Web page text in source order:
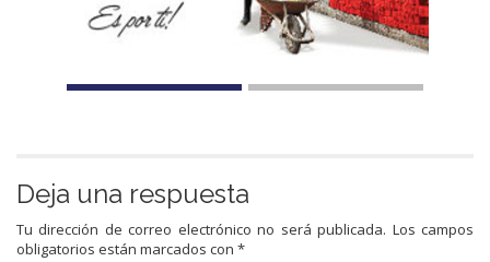
Deja una respuesta
Tu dirección de correo electrónico no será publicada. Los campos
obligatorios están marcados con *